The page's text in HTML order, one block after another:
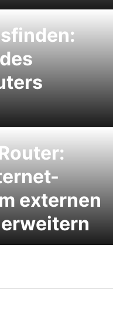
externen